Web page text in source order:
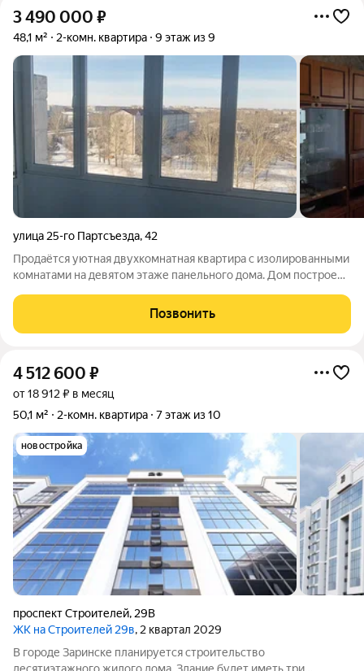
3 490 000 ₽
48,1 м² 2-комн. квартира 9 этаж из 9
улица 25-го Партсъезда,42
Продаётся уютная двухкомнатная квартира с изолированными
комнатами на девятом этаже панельного дома. Дом построен
звукоизоляцию. Для молодых семей с детьми особенно
актуально наличие во дворе детской
Позвонить
4 512 600 ₽
от 18 912 ₽ в месяц
50,1 м²
2-комн. квартира 7 этаж из 10
новостройка
проспект Строителей, 29В
ЖК на Строителей 29в, 2 квартал 2029
В городе Заринске планируется строительство